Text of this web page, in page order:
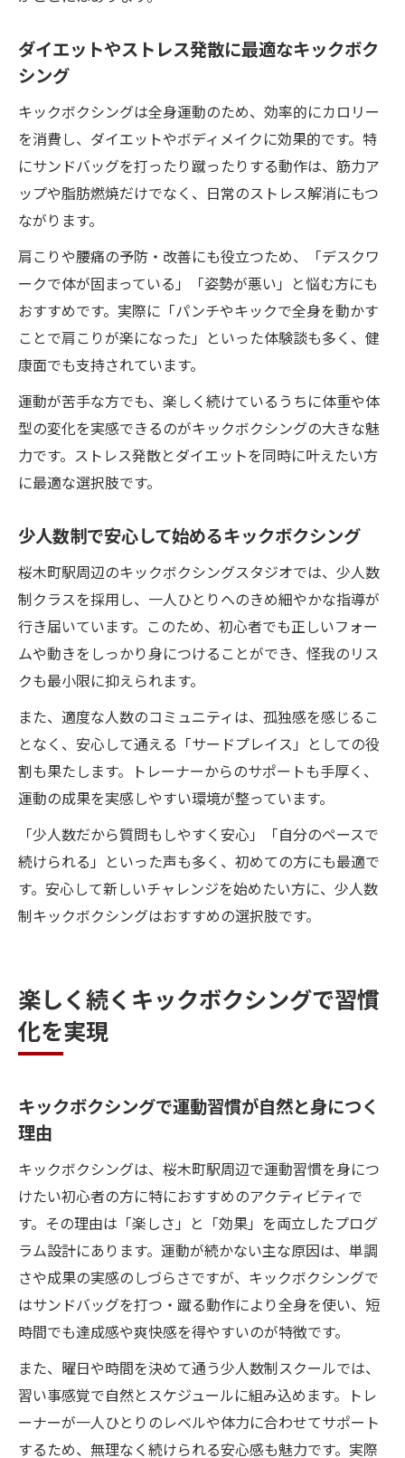
を実感
レーニング
肩こり予防に役立つキックボクシングの理
由とは
全身運動でキックボクシングの健康効果を
体験
キックボクシングで日常の不調をリセット
しよう
ダイエットやストレス発散に最適なキックボク
シング
キックボクシングは全身運動のため、効率的にカロリー
を消費し、ダイエットやボディメイクに効果的です。特
にサンドバッグを打ったり蹴ったりする動作は、筋力ア
ップや脂肪燃焼だけでなく、日常のストレス解消にもつ
ながります。
肩こりや腰痛の予防・改善にも役立つため、「デスクワ
ークで体が固まっている」「姿勢が悪い」と悩む方にも
おすすめです。実際に「パンチやキックで全身を動かす
ことで肩こりが楽になった」といった体験談も多く、健
康面でも支持されています。
運動が苦手な方でも、楽しく続けているうちに体重や体
型の変化を実感できるのがキックボクシングの大きな魅
力です。ストレス発散とダイエットを同時に叶えたい方
に最適な選択肢です。
少人数制で安心して始めるキックボクシング
桜木町駅周辺のキックボクシングスタジオでは、少人数
制クラスを採用し、一人ひとりへのきめ細やかな指導が
行き届いています。このため、初心者でも正しいフォー
ムや動きをしっかり身につけることができ、怪我のリス
クも最小限に抑えられます。
また、適度な人数のコミュニティは、孤独感を感じるこ
となく、安心して通える「サードプレイス」としての役
割も果たします。トレーナーからのサポートも手厚く、
運動の成果を実感しやすい環境が整っています。
「少人数だから質問もしやすく安心」「自分のペースで
続けられる」といった声も多く、初めての方にも最適で
す。安心して新しいチャレンジを始めたい方に、少人数
制キックボクシングはおすすめの選択肢です。
楽しく続くキックボクシングで習慣
化を実現
キックボクシングで運動習慣が自然と身につく
理由
キックボクシングは、桜木町駅周辺で運動習慣を身につ
けたい初心者の方に特におすすめのアクティビティで
す。その理由は「楽しさ」と「効果」を両立したプログ
ラム設計にあります。運動が続かない主な原因は、単調
さや成果の実感のしづらさですが、キックボクシングで
はサンドバッグを打つ・蹴る動作により全身を使い、短
時間でも達成感や爽快感を得やすいのが特徴です。
また、曜日や時間を決めて通う少人数制スクールでは、
習い事感覚で自然とスケジュールに組み込めます。トレ
ーナーが一人ひとりのレベルや体力に合わせてサポート
するため、無理なく続けられる安心感も魅力です。実際